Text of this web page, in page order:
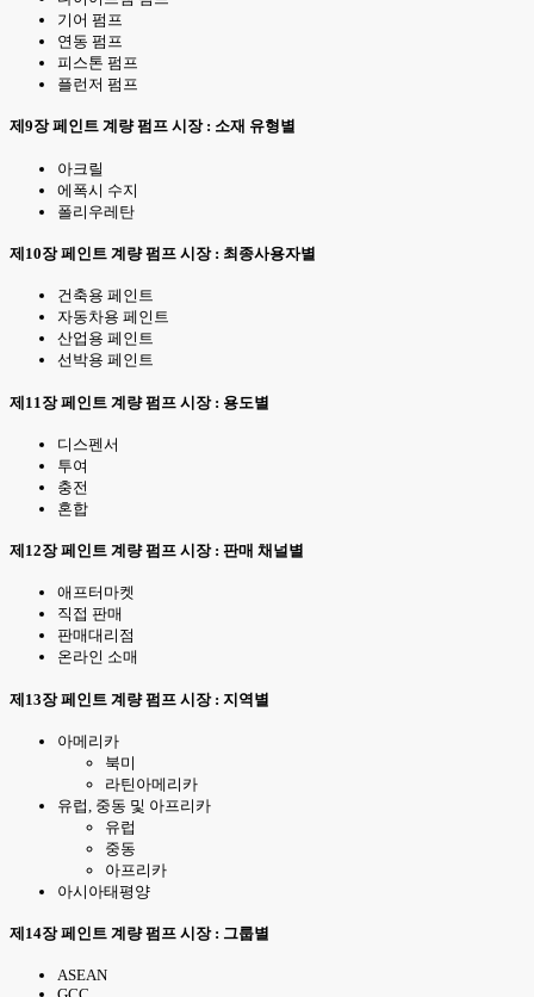
기어 펌프
연동 펌프
피스톤 펌프
플런저 펌프
제9장 페인트 계량 펌프 시장 : 소재 유형별
아크릴
에폭시 수지
폴리우레탄
제10장 페인트 계량 펌프 시장 : 최종사용자별
건축용 페인트
자동차용 페인트
산업용 페인트
선박용 페인트
제11장 페인트 계량 펌프 시장 : 용도별
디스펜서
투여
충전
혼합
제12장 페인트 계량 펌프 시장 : 판매 채널별
애프터마켓
직접 판매
판매대리점
온라인 소매
제13장 페인트 계량 펌프 시장 : 지역별
아메리카
북미
라틴아메리카
유럽, 중동 및 아프리카
유럽
중동
아프리카
아시아태평양
제14장 페인트 계량 펌프 시장 : 그룹별
ASEAN
GCC